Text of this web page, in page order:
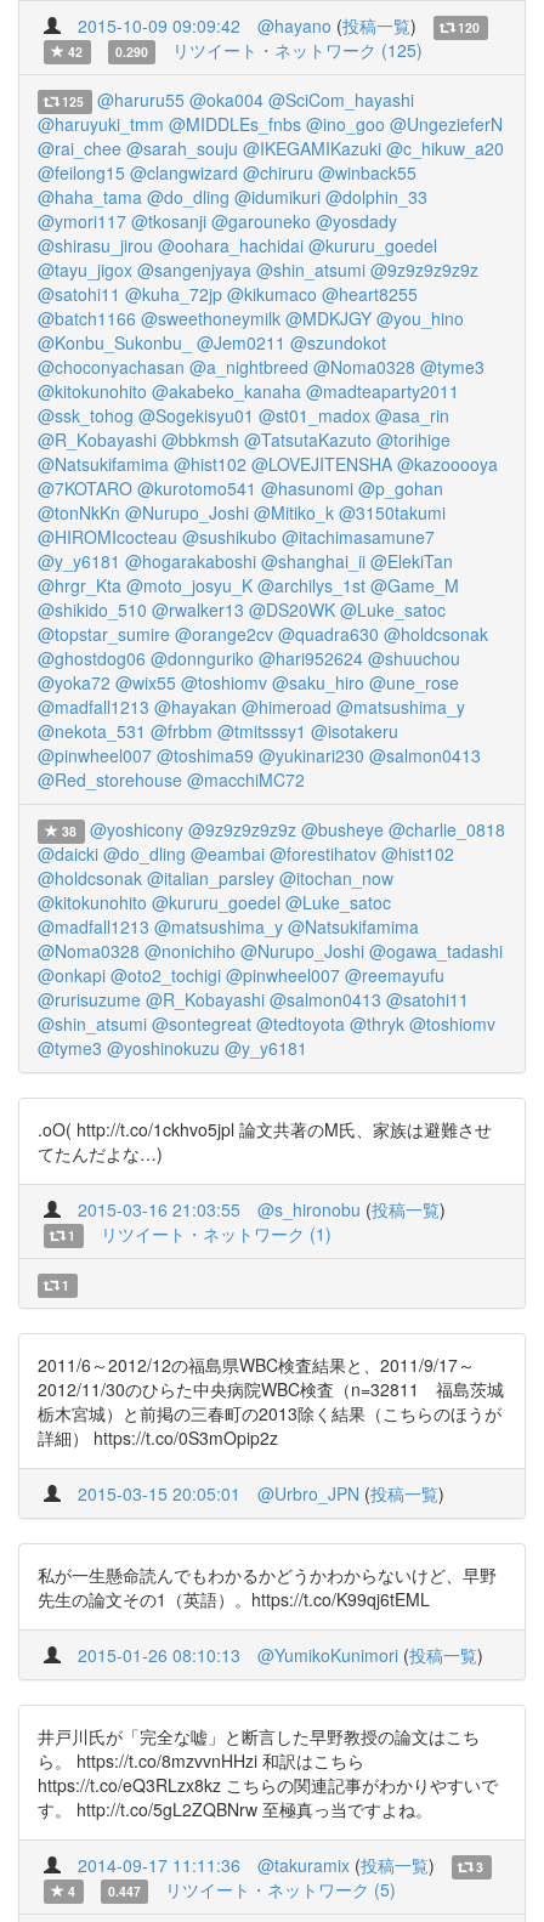
2015-10-09 09:09:42 @hayano (投稿一覧)
120
42
0.290 リツイート・ネットワーク (125)
125 @haruru55 @oka004 @SciCom_hayashi
@haruyuki_tmm @MIDDLEs_fnbs @ino_goo @UngezieferN
@rai_chee @sarah_souju @IKEGAMIKazuki @c_hikuw_a20
@feilong15 @clangwizard @chiruru @winback55
@haha_tama @do_dling @idumikuri @dolphin_33
@ymori117 @tkosanji @garouneko @yosdady
@shirasu_jirou @oohara_hachidai @kururu_goedel
@tayu_jigox @sangenjyaya @shin_atsumi @9z9z9z9z9z
@satohi11 @kuha_72jp @kikumaco @heart8255
@batch1166 @sweethoneymilk @MDKJGY @you_hino
@Konbu_Sukonbu_
@Jem0211 @szundokot
@choconyachasan @a_nightbreed @Noma0328 @tyme3
@kitokunohito @akabeko_kanaha @madteaparty2011
@ssk_tohog @Sogekisyu01 @st01_madox @asa_rin
@R_Kobayashi @bbkmsh @TatsutaKazuto @torihige
@Natsukifamima @hist102 @LOVEJITENSHA @kazooooya
@7KOTARO @kurotomo541 @hasunomi @p_gohan
@tonNkKn @Nurupo_Joshi @Mitiko_k @3150takumi
@HIROMIcocteau @sushikubo @itachimasamune7
@y_y6181 @hogarakaboshi @shanghai_ii @ElekiTan
@hrgr_Kta @moto_josyu_K @archilys_1st @Game_M
@shikido_510 @rwalker13 @DS20WK @Luke_satoc
@topstar_sumire @orange2cv @quadra630 @holdcsonak
@ghostdog06 @donnguriko @hari952624 @shuuchou
@yoka72 @wix55 @toshiomv @saku_hiro @une_rose
@madfall1213 @hayakan @himeroad @matsushima_y
@nekota_531 @frbbm @tmitsssy1 @isotakeru
@pinwheel007 @toshima59 @yukinari230 @salmon0413
@Red_storehouse @macchiMC72
38 @yoshicony @9z9z9z9z9z @busheye @charlie_0818
@daicki @do_dling @eambai @forestihatov @hist102
@holdcsonak @italian_parsley @itochan_now
@kitokunohito @kururu_goedel @Luke_satoc
@madfall1213 @matsushima_y @Natsukifamima
@Noma0328 @nonichiho @Nurupo_Joshi @ogawa_tadashi
@onkapi @oto2_tochigi @pinwheel007 @reemayufu
@rurisuzume @R_Kobayashi @salmon0413 @satohi11
@shin_atsumi @sontegreat @tedtoyota @thryk @toshiomv
@tyme3 @yoshinokuzu @y_y6181
.oO( http://t.co/1ckhvo5jpl 論文共著のM氏、家族は避難させ
てたんだよな…)
2015-03-16 21:03:55 @s_hironobu (投稿一覧)
1 リツイート・ネットワーク (1)
1
2011/6～2012/12の福島県WBC検査結果と、2011/9/17～
2012/11/30のひらた中央病院WBC検査（n=32811 福島茨城
栃木宮城）と前掲の三春町の2013除く結果（こちらのほうが
詳細） https://t.co/0S3mOpip2z
2015-03-15 20:05:01 @Urbro_JPN (投稿一覧)
私が一生懸命読んでもわかるかどうかわからないけど、早野
先生の論文その1（英語）。https://t.co/K99qj6tEML
2015-01-26 08:10:13 @YumikoKunimori (投稿一覧)
井戸川氏が「完全な嘘」と断言した早野教授の論文はこち
ら。 https://t.co/8mzvvnHHzi 和訳はこちら
https://t.co/eQ3RLzx8kz こちらの関連記事がわかりやすいで
す。 http://t.co/5gL2ZQBNrw 至極真っ当ですよね。
2014-09-17 11:11:36 @takuramix (投稿一覧)
3
4
0.447 リツイート・ネットワーク (5)